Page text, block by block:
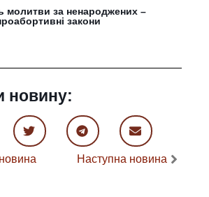
молитви за ненароджених –
закони
новину:
Наступна новина